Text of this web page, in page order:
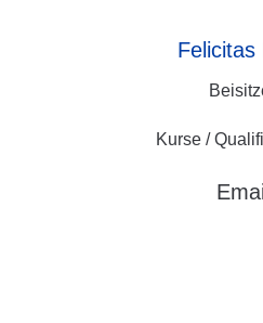
Felicitas
Kurse /